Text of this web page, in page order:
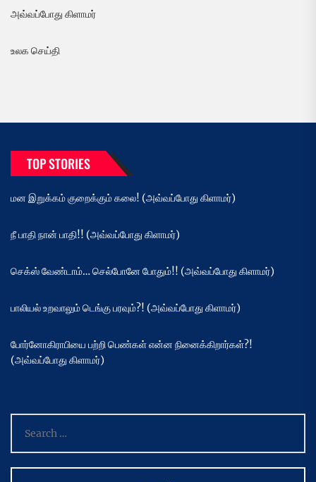
அவ்வப்போது கிளாமர்
உலக செய்தி
TOP STORIES
மன இறுக்கம் குறைக்கும் கலை! (அவ்வப்போது கிளாமர்)
நீ பாதி நான் பாதி!! (அவ்வப்போது கிளாமர்)
செக்ஸ் வேண்டாம்… செல்போனே போதும்!! (அவ்வப்போது கிளாமர்)
பாலியல் உறவாலும் டெங்கு பரவும்?! (அவ்வப்போது கிளாமர்)
போர்னோகிராபியை பற்றி பெண்கள் என்ன நினைக்கிறார்கள்?!
(அவ்வப்போது கிளாமர்)
for: